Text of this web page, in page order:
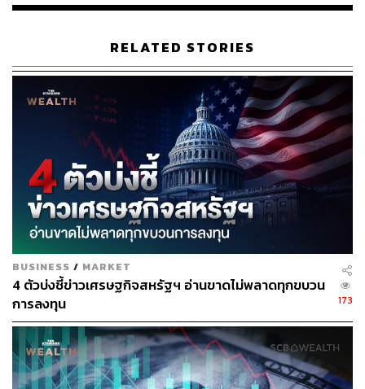
พาณิชย์ของสหรัฐฯ แสดงความเชื่อมั่นว่า สหรัฐฯและ
นี้ตลาดยังได้รับแรงหนุนจากผลประกอบการที่แข็งแกร่ง
ในดัชนี S&P500 โดย 75% ของบริษัทจดทะเบียนที่
ประกาศงบแล้วออกมาดีกว่าที่นักวิเคราะห์คาดการณ์
ไว้ ด้านตลาดหุ้นยุโรปปิดบวกจากผลประกอบการของ
บริษัทจดทะเบียนที่ออกมาแข็งแกร่ง นอกจากนี้หุ้นกลุ่ม
รถยนต์ยังปิดบวก หลังมีกระแสคาดการณ์ว่าบริษัท Fiat
Chrysler และบริษัท PSA ซึ่งผลิตรถยนต์ Peugeot จะ
บรรลุข้อตกลงควบกิจการขั้นสุดท้ายในต้นเดือนหน้า
ตลาดน้ำมันปิดบวกจากความคืบหน้าของสงครามการ
ค้าระหว่างสหรัฐฯ กับจีน และบริษัท Saudi Aramco
ประกาศการเสนอขายหุ้น IPO ทำให้นักลงทุนคลาย
กังวลเรื่องเศรษฐกิจจะชะลอตัว ด้านตลาดทองคำปิดลบ
จากตลาดหุ้นที่กลับมาคึกคัก ทำให้นักลงทุนเทขาย
สินทรัพย์ปลอดภัยออกมา รวมไปถึงการที่สกุลเงิน
ดอลลาร์กลับมาแข็งค่าอีกด้วย
RELATED STORIES
BUSINESS / MARKET
4 ตัวบ่งชี้ข่าวเศรษฐกิจสหรัฐฯ อ่านขาดไม่พลาดทุกขบวน
การลงทุน
173